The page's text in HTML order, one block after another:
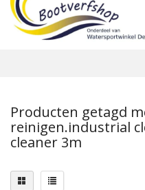
Producten getagd
reinigen.industrial
cleaner 3m